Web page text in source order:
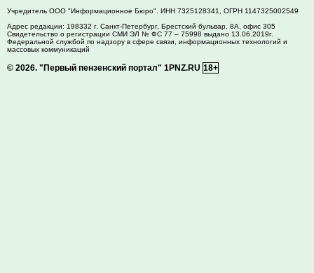
Учредитель ООО "Информационное Бюро". ИНН 7325128341, ОГРН 1147325002549
Адрес редакции: 198332 г. Санкт-Петербург, Брестский бульвар, 8А, офис 305
Свидетельство о регистрации СМИ ЭЛ № ФС 77 – 75998 выдано 13.06.2019г.
Федеральной службой по надзору в сфере связи, информационных технологий и
массовых коммуникаций
© 2026. "Первый пензенский портал" 1PNZ.RU 18+